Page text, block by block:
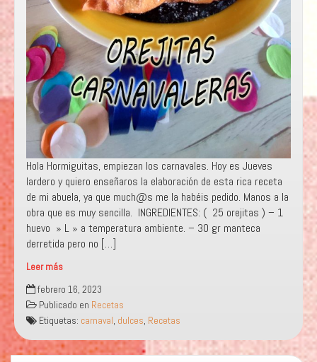
Hola Hormiguitas, empiezan los carnavales. Hoy es Jueves
lardero y quiero enseñaros la elaboración de esta rica receta
de mi abuela, ya que much@s me la habéis pedido. Manos a la
obra que es muy sencilla. INGREDIENTES: ( 25 orejitas ) – 1
huevo » L » a temperatura ambiente. – 30 gr manteca
derretida pero no […]
Leer más
“OREJITAS
CARNAVALERAS”
febrero 16, 2023
Publicado en Recetas
Etiquetas: carnaval, dulces, Recetas